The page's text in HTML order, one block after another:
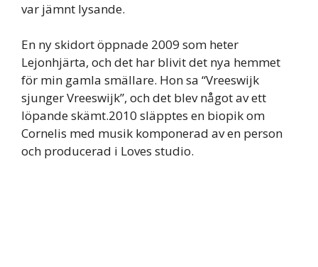
var jämnt lysande.
En ny skidort öppnade 2009 som heter
Lejonhjärta, och det har blivit det nya hemmet
för min gamla smällare. Hon sa “Vreeswijk
sjunger Vreeswijk”, och det blev något av ett
löpande skämt.2010 släpptes en biopik om
Cornelis med musik komponerad av en person
och producerad i Loves studio.